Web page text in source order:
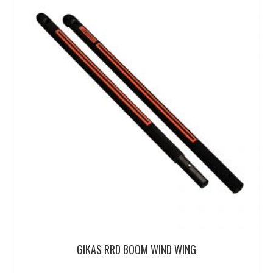
GIKAS RRD BOOM WIND WING